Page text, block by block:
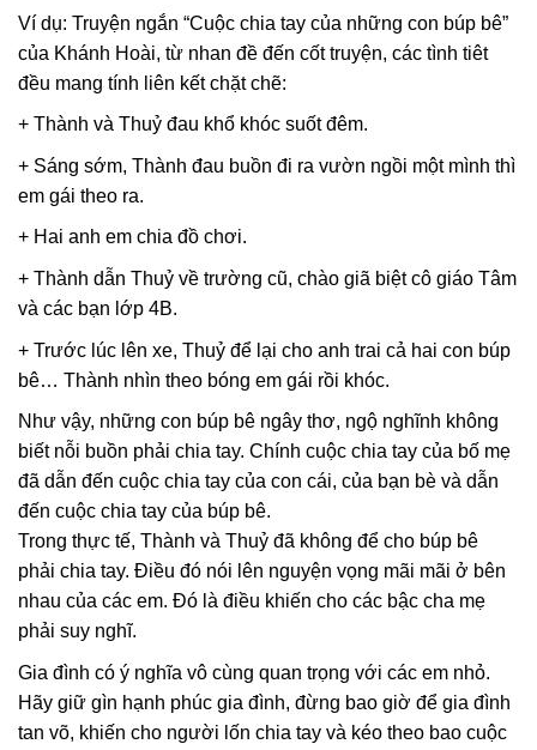
Ví dụ: Truyện ngắn “Cuộc chia tay của những con búp bê”
của Khánh Hoài, từ nhan đề đến cốt truyện, các tình tiêt
đều mang tính liên kết chặt chẽ:
+ Thành và Thuỷ đau khổ khóc suốt đêm.
+ Sáng sớm, Thành đau buồn đi ra vườn ngồi một mình thì
em gái theo ra.
+ Hai anh em chia đồ chơi.
+ Thành dẫn Thuỷ về trường cũ, chào giã biệt cô giáo Tâm
và các bạn lớp 4B.
+ Trước lúc lên xe, Thuỷ để lại cho anh trai cả hai con búp
bê… Thành nhìn theo bóng em gái rồi khóc.
Như vậy, những con búp bê ngây thơ, ngộ nghĩnh không
biết nỗi buồn phải chia tay. Chính cuộc chia tay của bố mẹ
đã dẫn đến cuộc chia tay của con cái, của bạn bè và dẫn
đến cuộc chia tay của búp bê.
Trong thực tế, Thành và Thuỷ đã không để cho búp bê
phải chia tay. Điều đó nói lên nguyện vọng mãi mãi ở bên
nhau của các em. Đó là điều khiến cho các bậc cha mẹ
phải suy nghĩ.
Gia đình có ý nghĩa vô cùng quan trọng với các em nhỏ.
Hãy giữ gìn hạnh phúc gia đình, đừng bao giờ để gia đình
tan võ, khiến cho người lốn chia tay và kéo theo bao cuộc